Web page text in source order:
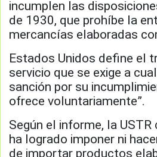
incumplen las
de 1930, que prohíbe la
mercancías elaboradas
Estados Unidos define el
servicio que se exige a
sanción por su
ofrece voluntariamente”.
Según el informe, la
ha logrado imponer ni
de importar productos